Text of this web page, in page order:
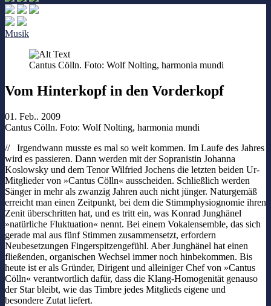
Musik
Cantus Cölln. Foto: Wolf Nolting, harmonia mundi
Vom Hinterkopf in den Vorderkopf
01. Feb.. 2009
Cantus Cölln. Foto: Wolf Nolting, harmonia mundi
// Irgendwann musste es mal so weit kommen. Im Laufe des Jahres
wird es passieren. Dann werden mit der Sopranistin Johanna
Koslowsky und dem Tenor Wilfried Jochens die letzten beiden Ur-
Mitglieder von »Cantus Cölln« ausscheiden. Schließlich werden
Sänger in mehr als zwanzig Jahren auch nicht jünger. Naturgemäß
erreicht man einen Zeitpunkt, bei dem die Stimmphysiognomie ihren
Zenit überschritten hat, und es tritt ein, was Konrad Junghänel
»natürliche Fluktuation« nennt. Bei einem Vokalensemble, das sich
gerade mal aus fünf Stimmen zusammensetzt, erfordern
Neubesetzungen Fingerspitzengefühl. Aber Junghänel hat einen
fließenden, organischen Wechsel immer noch hinbekommen. Bis
heute ist er als Gründer, Dirigent und alleiniger Chef von »Cantus
Cölln« verantwortlich dafür, dass die Klang-Homogenität genauso
der Star bleibt, wie das Timbre jedes Mitglieds eigene und
besondere Zutat liefert.